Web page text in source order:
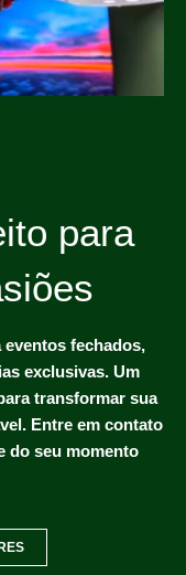
para
fechados,
exclusivas. Um
transformar sua
Entre em contato
do seu momento